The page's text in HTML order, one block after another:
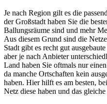
Je nach Region gilt es die
der Großstadt haben Sie die
Ballungsräume sind und mehr
Aus diesem Grund sind die
Stadt gibt es recht gut
aber je nach Anbieter
Land haben Sie oftmals nur
da manche Ortschaften kein
haben. Hier hilft es am besten,
Netz diese haben und das